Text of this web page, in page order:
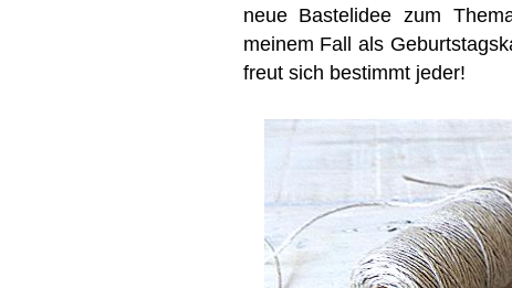
neue Bastelidee zum
meinem Fall als
freut sich bestimmt jeder!